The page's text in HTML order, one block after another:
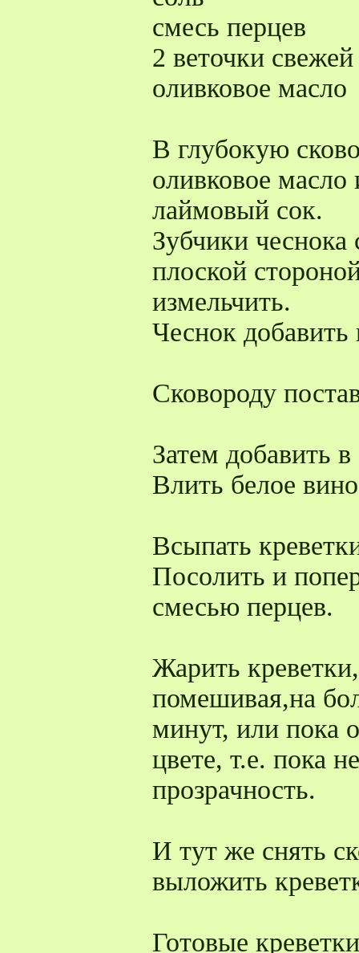
смесь перцев
2 веточки
оливковое масло
В глубокую
оливковое
лаймовый сок.
Зубчики чеснока
плоской
измельчить.
Чеснок добавить
Сковороду
Затем добавить
Влить белое
Всыпать
Посолить и
смесью перцев.
Жарить
помешивая,на
минут, или пока
цвете, т.е. пока
прозрачность.
И тут же снять
выложить
Готовые